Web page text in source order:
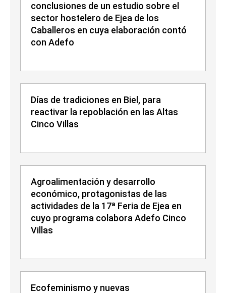
conclusiones de un estudio sobre el
sector hostelero de Ejea de los
Caballeros en cuya elaboración contó
con Adefo
Días de tradiciones en Biel, para
reactivar la repoblación en las Altas
Cinco Villas
Agroalimentación y desarrollo
económico, protagonistas de las
actividades de la 17ª Feria de Ejea en
cuyo programa colabora Adefo Cinco
Villas
Ecofeminismo y nuevas